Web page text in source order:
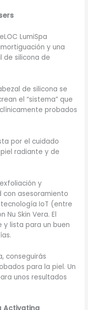
LumiSpa
y una
de silicona de
de silicona se
el “sistema” que
probados
por el cuidado
radiante y de
y
con asesoramiento
IoT (entre
Skin Vera. El
y lista para un buen
conseguirás
para la piel. Un
unos resultados